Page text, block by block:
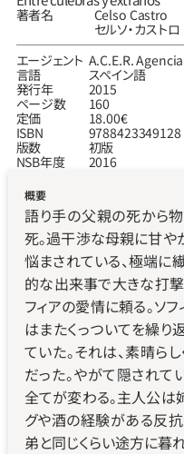
著者名
Celso Castro
セルソ‧カストロ
エージェント A.C.E.R.
言語
スペイン語
発行年
2015
ページ数
160
定価
18.00€
ISBN
9788423349128
版数
初版
NSB年度
2016
概要
語り手の父親の死から
死。過干渉な母親に甘や
悩まされている、極端に
的な出来事で大きな打撃
フィアの愛情に頼る。ソ
はまたくっついてを繰り
ていた。それは、素晴ら
だった。やがて隠されて
全てが変わる。主人公は
グや酒の経験がある反
弟と同じくらい途方に暮